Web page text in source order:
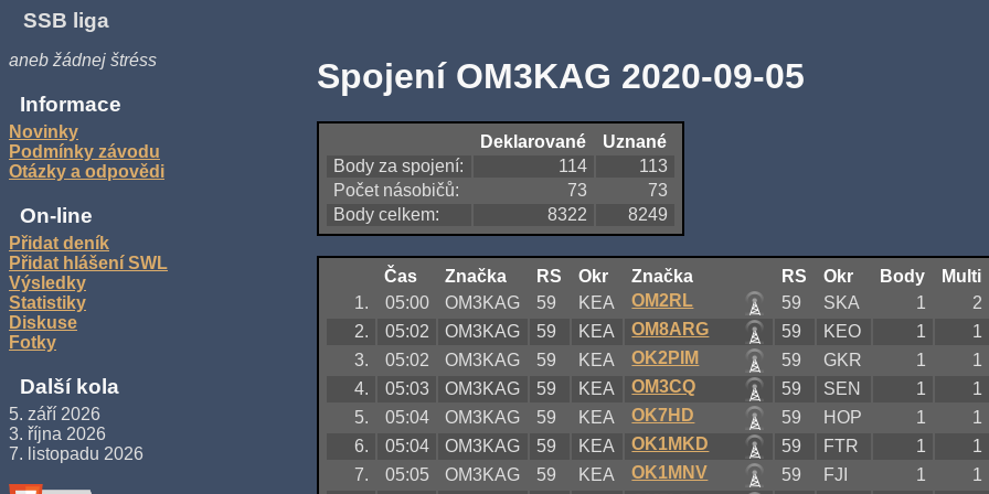
SSB liga
aneb žádnej štréss
Informace
Novinky
Podmínky závodu
Otázky a odpovědi
On-line
Přidat deník
Přidat hlášení SWL
Výsledky
Statistiky
Diskuse
Fotky
Další kola
5. září 2026
3. října 2026
7. listopadu 2026
Spojení OM3KAG 2020-09-05
Deklarované
Uznané
Body za spojení:
114
113
Počet násobičů:
73
73
Body celkem:
8322 8249
Čas Značka RS Okr Značka RS Okr Body Multi
1.
05:00 OM3KAG 59 KEA OM2RL 59 SKA 1
2
2.
05:02 OM3KAG 59 KEA OM8ARG 59 KEO 1
1
3.
05:02 OM3KAG 59 KEA OK2PIM 59 GKR 1
1
4.
05:03 OM3KAG 59 KEA OM3CQ 59 SEN 1
1
5.
05:04 OM3KAG 59 KEA OK7HD 59 HOP 1
1
6.
05:04 OM3KAG 59 KEA OK1MKD 59 FTR 1
1
7.
05:05 OM3KAG 59 KEA OK1MNV 59 FJI 1
1